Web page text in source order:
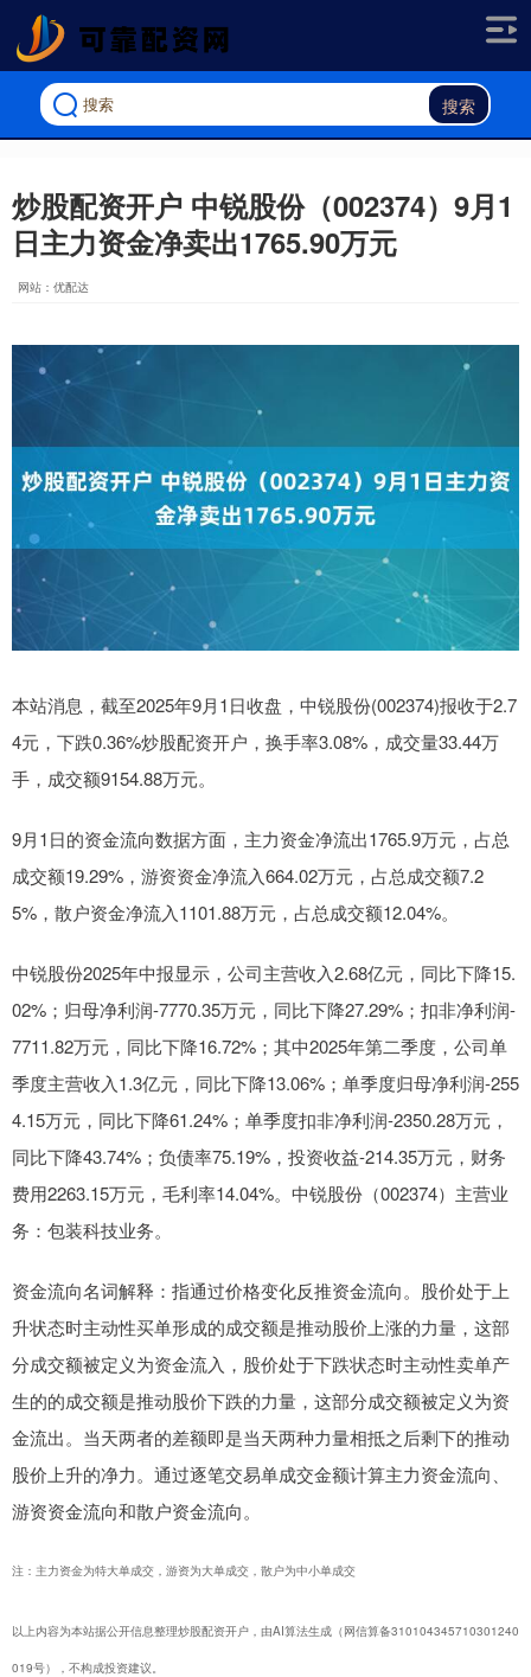
搜索
炒股配资开户 中锐股份（002374）9月1
日主力资金净卖出1765.90万元
网站：优配达
本站消息，截至2025年9月1日收盘，中锐股份(002374)报收于2.7
4元，下跌0.36%炒股配资开户，换手率3.08%，成交量33.44万
手，成交额9154.88万元。
9月1日的资金流向数据方面，主力资金净流出1765.9万元，占总
成交额19.29%，游资资金净流入664.02万元，占总成交额7.2
5%，散户资金净流入1101.88万元，占总成交额12.04%。
中锐股份2025年中报显示，公司主营收入2.68亿元，同比下降15.
02%；归母净利润-7770.35万元，同比下降27.29%；扣非净利润-
7711.82万元，同比下降16.72%；其中2025年第二季度，公司单
季度主营收入1.3亿元，同比下降13.06%；单季度归母净利润-255
4.15万元，同比下降61.24%；单季度扣非净利润-2350.28万元，
同比下降43.74%；负债率75.19%，投资收益-214.35万元，财务
费用2263.15万元，毛利率14.04%。中锐股份（002374）主营业
务：包装科技业务。
资金流向名词解释：指通过价格变化反推资金流向。股价处于上
升状态时主动性买单形成的成交额是推动股价上涨的力量，这部
分成交额被定义为资金流入，股价处于下跌状态时主动性卖单产
生的的成交额是推动股价下跌的力量，这部分成交额被定义为资
金流出。当天两者的差额即是当天两种力量相抵之后剩下的推动
股价上升的净力。通过逐笔交易单成交金额计算主力资金流向、
游资资金流向和散户资金流向。
注：主力资金为特大单成交，游资为大单成交，散户为中小单成交
以上内容为本站据公开信息整理炒股配资开户，由AI算法生成（网信算备310104345710301240
019号），不构成投资建议。